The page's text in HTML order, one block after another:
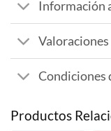
Información
Valoraciones
Condiciones
Productos